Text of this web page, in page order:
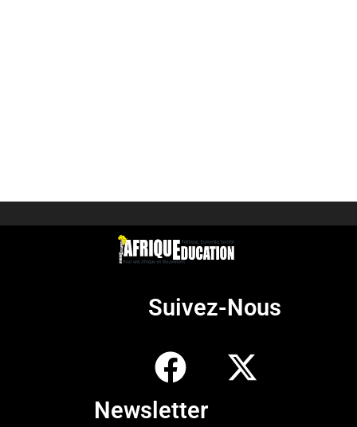
Suivez-Nous
Newsletter